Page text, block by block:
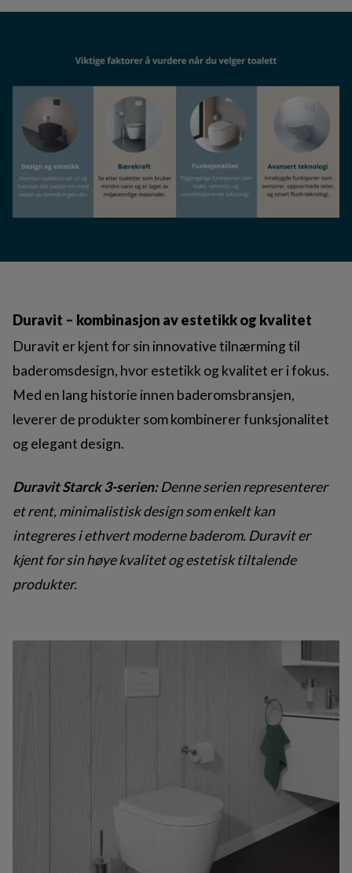
Duravit – kombinasjon av estetikk og kvalitet
Duravit er kjent for sin innovative tilnærming til
baderomsdesign, hvor estetikk og kvalitet er i fokus.
Med en lang historie innen baderomsbransjen,
leverer de produkter som kombinerer funksjonalitet
og elegant design.
Duravit Starck 3-serien:Denne serien representerer
et rent, minimalistisk design som enkelt kan
integreres i ethvert moderne baderom. Duravit er
kjent for sin høye kvalitet og estetisk tiltalende
produkter.